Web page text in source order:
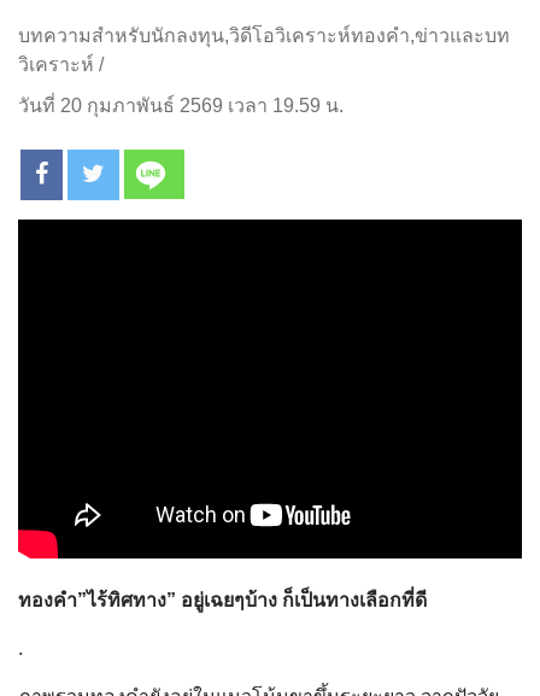
บทความสำหรับนักลงทุน,วิดีโอวิเคราะห์ทองคำ,ข่าวและบท
วิเคราะห์ /
วันที่ 20 กุมภาพันธ์ 2569 เวลา 19.59 น.
ทองคำ”ไร้ทิศทาง” อยู่เฉยๆบ้าง ก็เป็นทางเลือกที่ดี
.